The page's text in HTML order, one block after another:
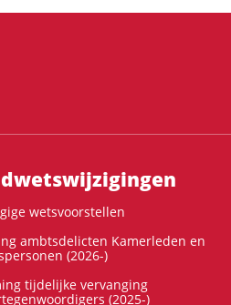
wetsvoorstellen
ambtsdelicten Kamerleden en
(2026-)
tijdelijke vervanging
(2025-)